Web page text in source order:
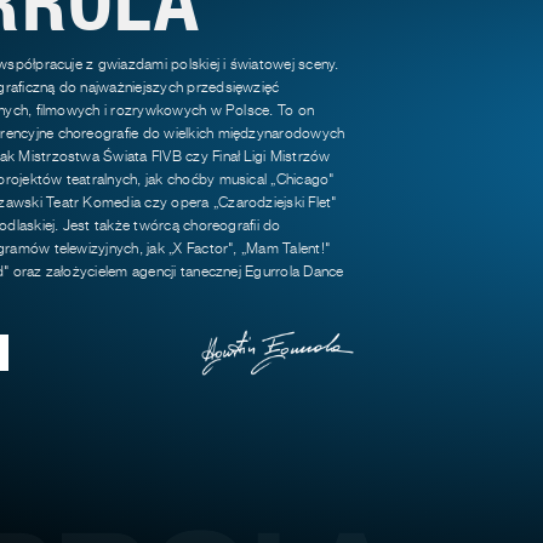
z gwiazdami polskiej i światowej sceny.
do najważniejszych przedsięwzięć
filmowych i rozrywkowych w Polsce. To on
choreografie do wielkich międzynarodowych
Mistrzostwa Świata FIVB czy Finał Ligi Mistrzów
teatralnych, jak choćby musical „Chicago"
Teatr Komedia czy opera „Czarodziejski Flet"
Jest także twórcą choreografii do
telewizyjnych, jak „X Factor", „Mam Talent!"
oraz założycielem agencji tanecznej Egurrola Dance